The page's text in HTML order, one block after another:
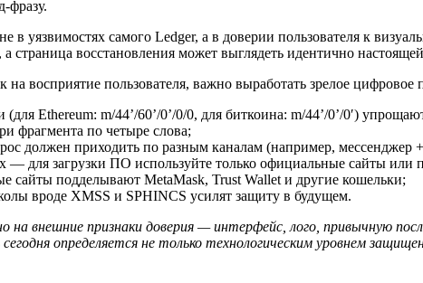
фразу.
в уязвимостях самого Ledger, а в доверии пользователя к
страница восстановления может выглядеть идентично
на восприятие пользователя, важно выработать зрелое
Ethereum: m/44’/60’/0’/0/0, для биткоина: m/44’/0’/0′)
фрагмента по четыре слова;
должен приходить по разным каналам (например, мессенджер
— для загрузки ПО используйте только официальные сайты или
сайты подделывают MetaMask, Trust Wallet и другие кошельки;
вроде XMSS и SPHINCS усилят защиту в будущем.
на внешние признаки доверия — интерфейс, лого, привычную
определяется не только технологическим уровнем